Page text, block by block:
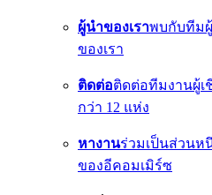
ผู้นำของเราพบกับทีม
ของเรา
ติดต่อติดต่อทีมงานผู้เ
กว่า 12 แห่ง
หางานร่วมเป็นส่วนห
ของอีคอมเมิร์ซ